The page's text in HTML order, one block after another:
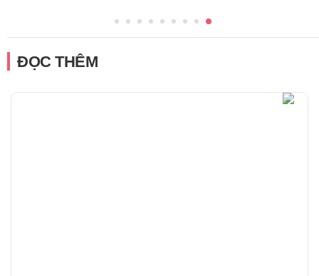
ĐỌC THÊM